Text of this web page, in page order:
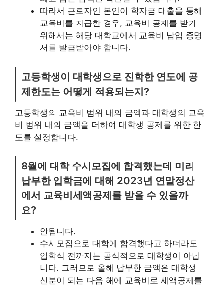
따라서 근로자인 본인이 학자금 대출을 통해
교육비를 지급한 경우, 교육비 공제를 받기
위해서는 해당 대학교에서 교육비 납입 증명
서를 발급받아야 합니다.
고등학생이 대학생으로 진학한 연도에 공
제한도는 어떻게 적용되는지?
고등학생의 교육비 범위 내의 금액과 대학생의 교육
비 범위 내의 금액을 더하여 대학생 공제를 위한 한
도를 설정합니다.
8월에 대학 수시모집에 합격했는데 미리
납부한 입학금에 대해 2023년 연말정산
에서 교육비세액공제를 받을 수 있을까
요?
안됩니다.
수시모집으로 대학에 합격했다고 하더라도
입학식 전까지는 공식적으로 대학생이 아닙
니다. 그러므로 올해 납부한 금액은 대학생
신분이 되는 다음 해에 교육비로 세액공제를